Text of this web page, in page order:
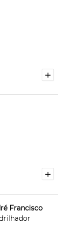
Francisco